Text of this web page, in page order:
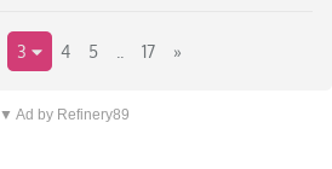
3 4 5 17 »
▼ Ad by Refinery89